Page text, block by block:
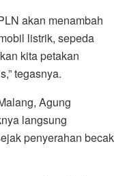
akan menambah
listrik, sepeda
kita petakan
tegasnya.
Agung
langsung
penyerahan becak